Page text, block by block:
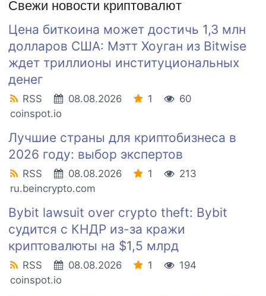
Свежи новости криптовалют
Цена биткоина может достичь 1,3 млн
долларов США: Мэтт Хоуган из Bitwise
ждет триллионы институциональных
денег
RSS 08.08.2026 1
60
coinspot.io
Лучшие страны для криптобизнеса в
2026 году: выбор экспертов
RSS 08.08.2026 1
213
ru.beincrypto.com
Bybit lawsuit over crypto theft: Bybit
судится с КНДР из-за кражи
криптовалюты на $1,5 млрд
RSS 08.08.2026 1
194
coinspot.io